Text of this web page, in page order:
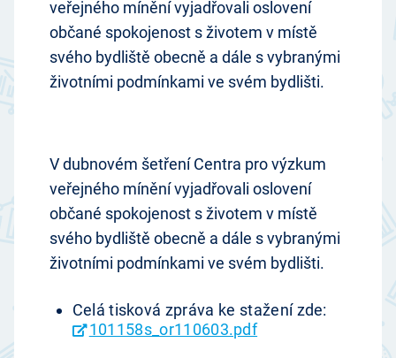
veřejného mínění vyjadřovali oslovení
občané spokojenost s životem v místě
svého bydliště obecně a dále s vybranými
životními podmínkami ve svém bydlišti.
V dubnovém šetření Centra pro výzkum
veřejného mínění vyjadřovali oslovení
občané spokojenost s životem v místě
svého bydliště obecně a dále s vybranými
životními podmínkami ve svém bydlišti.
Celá tisková zpráva ke stažení zde:
101158s_or110603.pdf